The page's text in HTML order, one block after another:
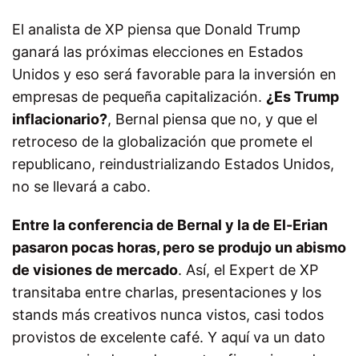
El analista de XP piensa que Donald Trump
ganará las próximas elecciones en Estados
Unidos y eso será favorable para la inversión en
empresas de pequeña capitalización. ¿Es Trump
inflacionario?, Bernal piensa que no, y que el
retroceso de la globalización que promete el
republicano, reindustrializando Estados Unidos,
no se llevará a cabo.
Entre la conferencia de Bernal y la de El-Erian
pasaron pocas horas, pero se produjo un abismo
de visiones de mercado. Así, el Expert de XP
transitaba entre charlas, presentaciones y los
stands más creativos nunca vistos, casi todos
provistos de excelente café. Y aquí va un dato